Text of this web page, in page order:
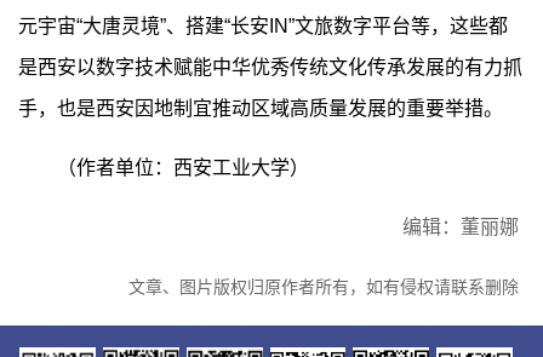
元宇宙“大唐灵境”、搭建“长安IN”文旅数字平台等，这些都
是西安以数字技术赋能中华优秀传统文化传承发展的有力抓
手，也是西安因地制宜推动区域高质量发展的重要举措。
（作者单位：西安工业大学）
编辑：董丽娜
文章、图片版权归原作者所有，如有侵权请联系删除